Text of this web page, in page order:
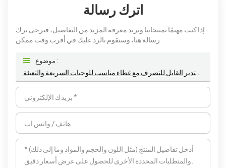
اترك رسالة
إذا كنت مهتمًا بمنتجاتنا وتريد معرفة المزيد من التفاصيل، فيرجى ترك
موضوع :